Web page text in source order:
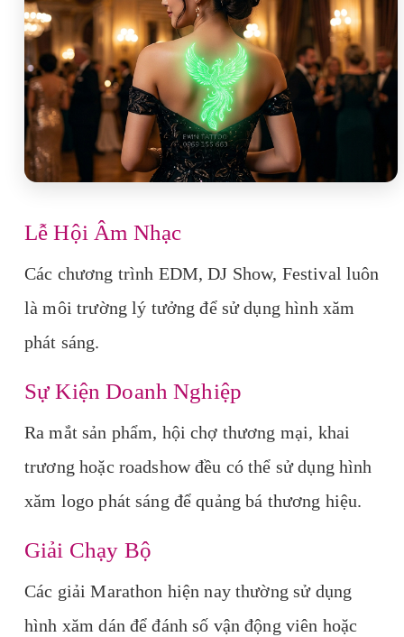
Lễ Hội Âm Nhạc
Các chương trình EDM, DJ Show, Festival luôn
là môi trường lý tưởng để sử dụng hình xăm
phát sáng.
Sự Kiện Doanh Nghiệp
Ra mắt sản phẩm, hội chợ thương mại, khai
trương hoặc roadshow đều có thể sử dụng hình
xăm logo phát sáng để quảng bá thương hiệu.
Giải Chạy Bộ
Các giải Marathon hiện nay thường sử dụng
hình xăm dán để đánh số vận động viên hoặc